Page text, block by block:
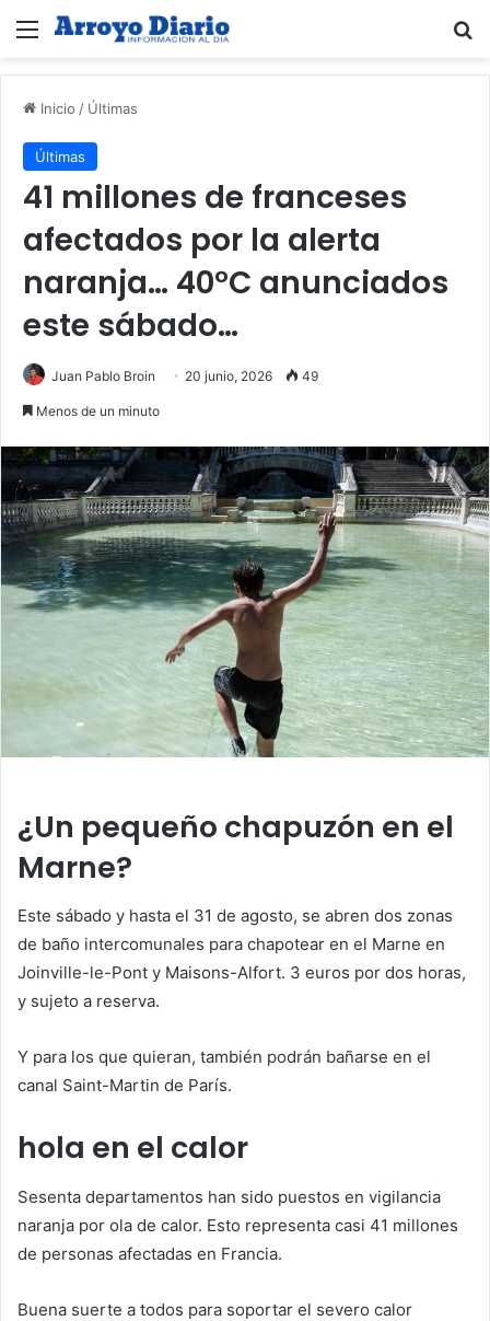
Menú
Inicio / Últimas
Últimas
41 millones de franceses
afectados por la alerta
naranja… 40°C anunciados
este sábado…
Juan Pablo Broin 20 junio, 2026 49
Menos de un minuto
¿Un pequeño chapuzón en el
Marne?
Este sábado y hasta el 31 de agosto, se abren dos zonas
de baño intercomunales para chapotear en el Marne en
Joinville-le-Pont y Maisons-Alfort. 3 euros por dos horas,
y sujeto a reserva.
Y para los que quieran, también podrán bañarse en el
canal Saint-Martin de París.
hola en el calor
Sesenta departamentos han sido puestos en vigilancia
naranja por ola de calor. Esto representa casi 41 millones
de personas afectadas en Francia.
Buena suerte a todos para soportar el severo calor